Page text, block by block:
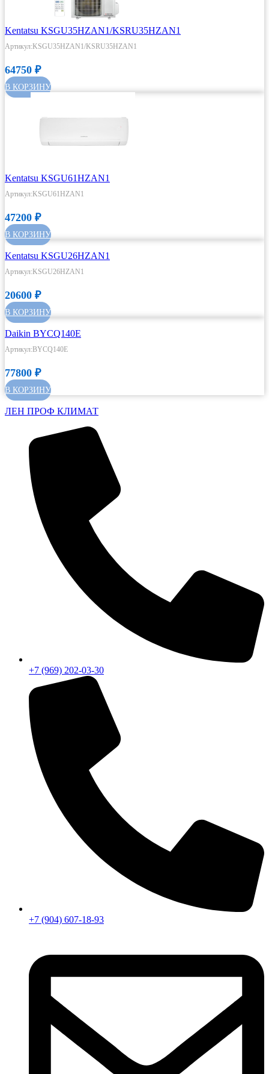
Kentatsu KSGU35HZAN1/KSRU35HZAN1
Артикул:KSGU35HZAN1/KSRU35HZAN1
64750 ₽
В КОРЗИНУ
Kentatsu KSGU61HZAN1
Артикул:KSGU61HZAN1
47200 ₽
В КОРЗИНУ
Kentatsu KSGU26HZAN1
Артикул:KSGU26HZAN1
20600 ₽
В КОРЗИНУ
Daikin BYCQ140E
Артикул:BYCQ140E
77800 ₽
В КОРЗИНУ
ЛЕН ПРОФ КЛИМАТ
+7 (969) 202-03-30
+7 (904) 607-18-93